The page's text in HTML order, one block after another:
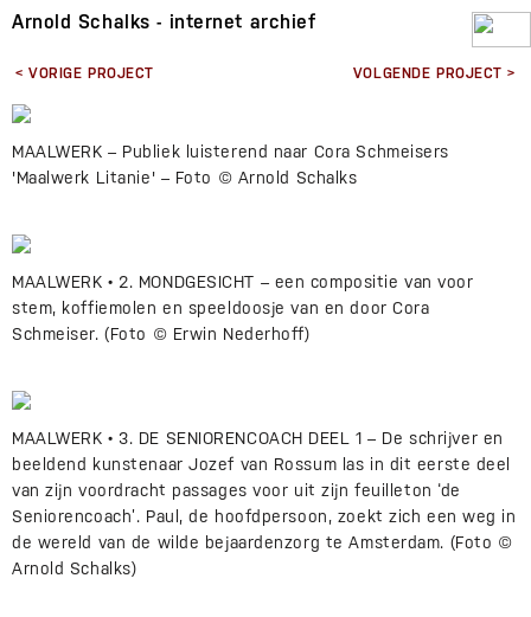
Arnold Schalks - internet archief
< VORIGE PROJECT VOLGENDE PROJECT >
MAALWERK – Publiek luisterend naar Cora Schmeisers
'Maalwerk Litanie' – Foto © Arnold Schalks
MAALWERK • 2. MONDGESICHT – een compositie van voor
stem, koffiemolen en speeldoosje van en door Cora
Schmeiser. (Foto © Erwin Nederhoff)
MAALWERK • 3. DE SENIORENCOACH DEEL 1 – De schrijver en
beeldend kunstenaar Jozef van Rossum las in dit eerste deel
van zijn voordracht passages voor uit zijn feuilleton ‘de
Seniorencoach’. Paul, de hoofdpersoon, zoekt zich een weg in
de wereld van de wilde bejaardenzorg te Amsterdam. (Foto ©
Arnold Schalks)